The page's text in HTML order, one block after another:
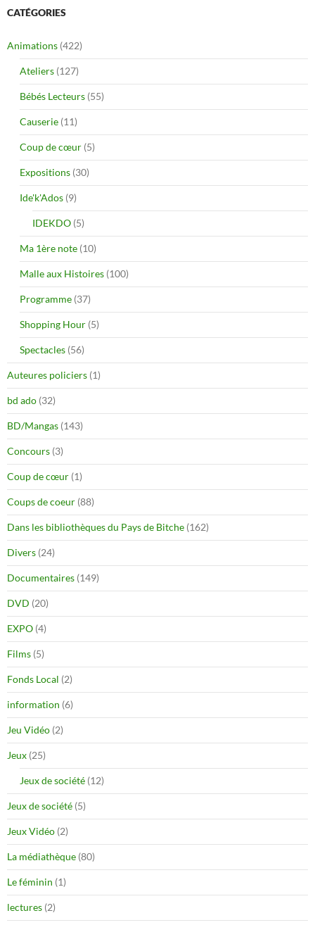
CATÉGORIES
Animations (422)
Ateliers (127)
Bébés Lecteurs (55)
Causerie (11)
Coup de cœur (5)
Expositions (30)
Ide'k'Ados (9)
IDEKDO (5)
Ma 1ère note (10)
Malle aux Histoires (100)
Programme (37)
Shopping Hour (5)
Spectacles (56)
Auteures policiers (1)
bd ado (32)
BD/Mangas (143)
Concours (3)
Coup de cœur (1)
Coups de coeur (88)
Dans les bibliothèques du Pays de Bitche (162)
Divers (24)
Documentaires (149)
DVD (20)
EXPO (4)
Films (5)
Fonds Local (2)
information (6)
Jeu Vidéo (2)
Jeux (25)
Jeux de société (12)
Jeux de société (5)
Jeux Vidéo (2)
La médiathèque (80)
Le féminin (1)
lectures (2)